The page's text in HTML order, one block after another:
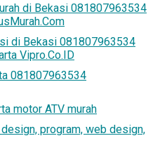
di Bekasi 081807963534
di Bekasi 081807963534
Vipro.Co.ID
081807963534
motor ATV murah
program, web design,